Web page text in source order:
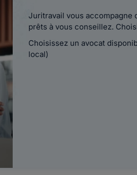
Juritravail vous accompagne
prêts à vous conseillez.
Choisissez un avocat
local)